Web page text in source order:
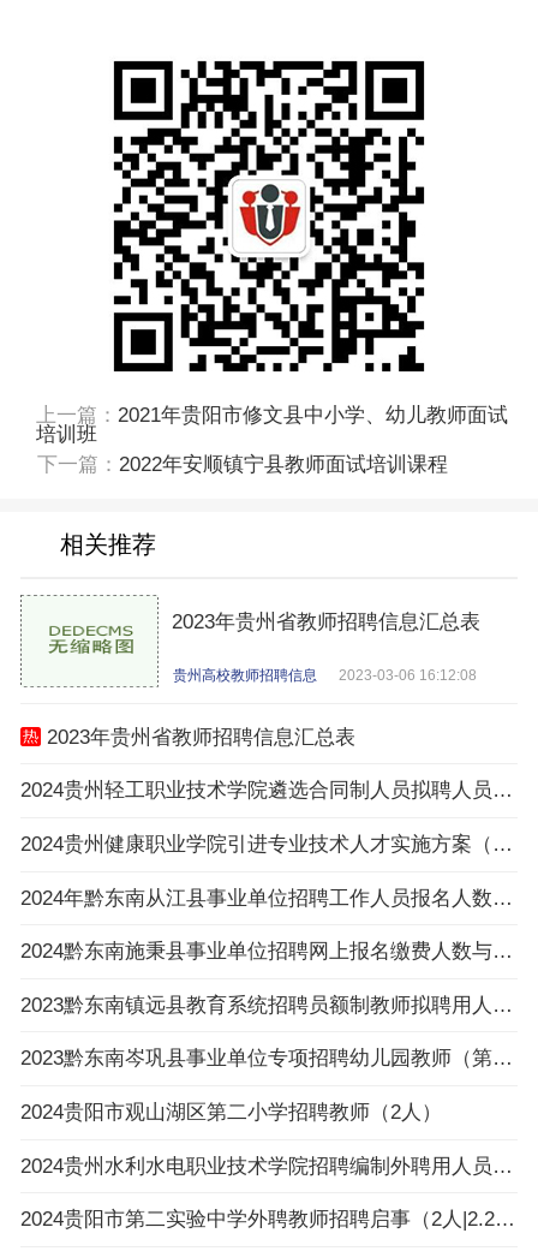
上一篇：2021年贵阳市修文县中小学、幼儿教师面试
培训班
下一篇： 2022年安顺镇宁县教师面试培训课程
相关推荐
2023年贵州省教师招聘信息汇总表
贵州高校教师招聘信息 2023-03-06 16:12:08
2023年贵州省教师招聘信息汇总表
2024贵州轻工职业技术学院遴选合同制人员拟聘人员公示
2024贵州健康职业学院引进专业技术人才实施方案（16名|3.25-3.27报名）
2024年黔东南从江县事业单位招聘工作人员报名人数与招聘岗位计划人数达不到3：1比例岗位（
2024黔东南施秉县事业单位招聘网上报名缴费人数与招聘计划数不足3:1比例岗位一览表（截止
2023黔东南镇远县教育系统招聘员额制教师拟聘用人员公示（第八批）
2023黔东南岑巩县事业单位专项招聘幼儿园教师（第一批）拟聘用人员公示
2024贵阳市观山湖区第二小学招聘教师（2人）
2024贵州水利水电职业技术学院招聘编制外聘用人员面试名单公告
2024贵阳市第二实验中学外聘教师招聘启事（2人|2.26-3.4报名）